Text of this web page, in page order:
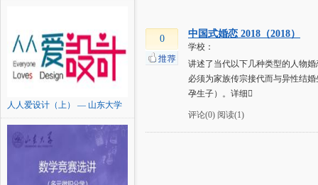
人人爱设计（上） — 山东大学
0 中国式婚恋 2018（2018）
学校：
讲述了当代以下几种类型的人物
必须为家族传宗接代而与异性结
孕生子）。详细
评论(0) 阅读(1)